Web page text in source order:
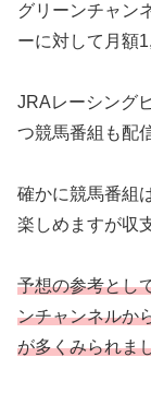
グリーンチャン
ーに対して月額
JRAレーシング
つ競馬番組も配
確かに競馬番組
楽しめますが収
予想の参考とし
ンチャンネルか
が多くみられま